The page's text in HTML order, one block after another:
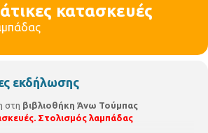
κατασκευές
εκδήλωσης
στη βιβλιοθήκη Άνω Τούμπας
Στολισμός λαμπάδας